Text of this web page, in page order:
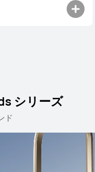
シリーズ
ド